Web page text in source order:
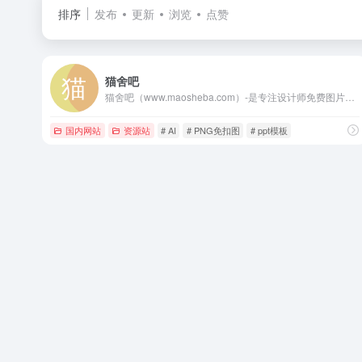
排序 发布 更新 浏览 点赞
猫舍吧
国内网站 资源站 # AI # PNG免扣图 # ppt模板